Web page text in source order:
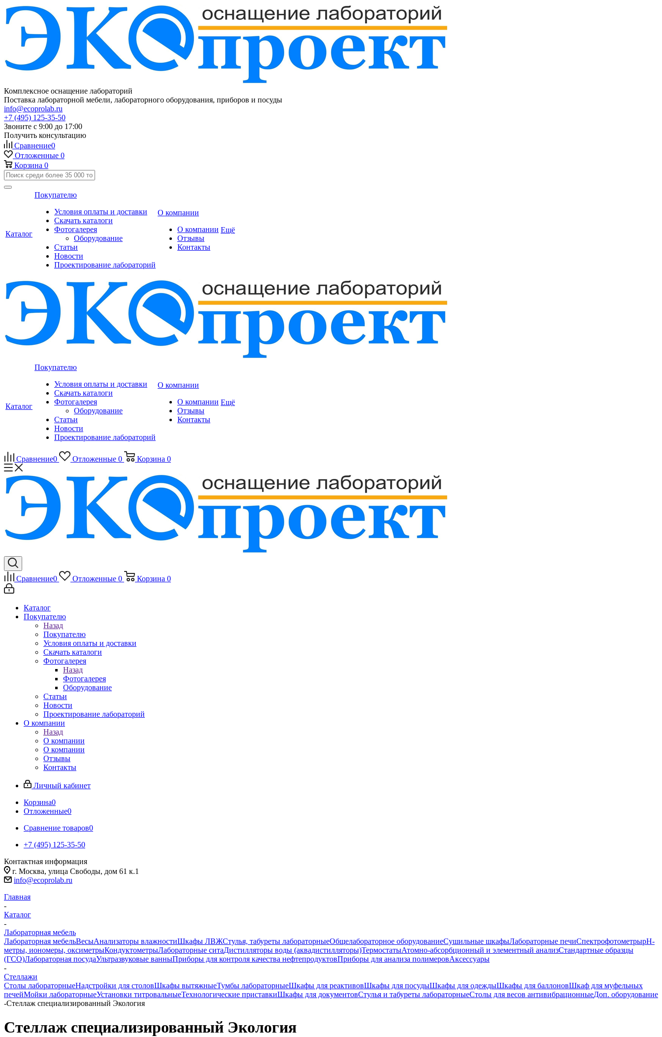
Комплексное оснащение лабораторий
Поставка лабораторной мебели, лабораторного оборудования, приборов и посуды
info@ecoprolab.ru
+7 (495) 125-35-50
Звоните с 9:00 до 17:00
Получить консультацию
Сравнение0
Отложенные 0
Корзина 0
Каталог
Покупателю
Условия оплаты и доставки
Скачать каталоги
Фотогалерея
Оборудование
Статьи
Новости
Проектирование лабораторий
О компании
О компании
Отзывы
Контакты
Ещё
Каталог
Покупателю
Условия оплаты и доставки
Скачать каталоги
Фотогалерея
Оборудование
Статьи
Новости
Проектирование лабораторий
О компании
О компании
Отзывы
Контакты
Ещё
Сравнение0 Отложенные 0 Корзина 0
Сравнение0 Отложенные 0 Корзина 0
Каталог
Покупателю
Назад
Покупателю
Условия оплаты и доставки
Скачать каталоги
Фотогалерея
Назад
Фотогалерея
Оборудование
Статьи
Новости
Проектирование лабораторий
О компании
Назад
О компании
О компании
Отзывы
Контакты
Личный кабинет
Корзина0
Отложенные0
Сравнение товаров0
+7 (495) 125-35-50
Контактная информация
г. Москва, улица Свободы, дом 61 к.1
info@ecoprolab.ru
Главная
-
Каталог
-
Лабораторная мебель
Лабораторная мебельВесыАнализаторы влажностиШкафы ЛВЖСтулья, табуреты лабораторныеОбщелабораторное оборудованиеСушильные шкафыЛабораторные печиСпектрофотометрыpH-
метры, иономеры, оксиметрыКондуктометрыЛабораторные ситаДистилляторы воды (аквадистилляторы)ТермостатыАтомно-абсорбционный и элементный анализСтандартные образцы
(ГСО)Лабораторная посудаУльтразвуковые ванныПриборы для контроля качества нефтепродуктовПриборы для анализа полимеровАксессуары
-
Стеллажи
Столы лабораторныеНадстройки для столовШкафы вытяжныеТумбы лабораторныеШкафы для реактивовШкафы для посудыШкафы для одеждыШкафы для баллоновШкаф для муфельных
печейМойки лабораторныеУстановки титровальныеТехнологические приставкиШкафы для документовСтулья и табуреты лабораторныеСтолы для весов антивибрационныеДоп. оборудование
-Стеллаж специализированный Экология
Стеллаж специализированный Экология